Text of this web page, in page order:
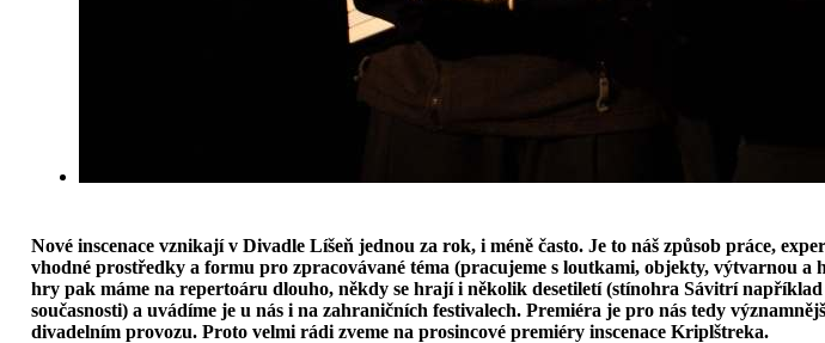
Nové inscenace vznikají v Divadle Líšeň jednou za rok, i méně často. Je to náš způsob práce,
vhodné prostředky a formu pro zpracovávané téma (pracujeme s loutkami, objekty, výtvarnou a
hry pak máme na repertoáru dlouho, někdy se hrají i několik desetiletí (stínohra Sávitrí
současnosti) a uvádíme je u nás i na zahraničních festivalech. Premiéra je pro nás tedy
divadelním provozu. Proto velmi rádi zveme na prosincové premiéry inscenace Kriplštreka.